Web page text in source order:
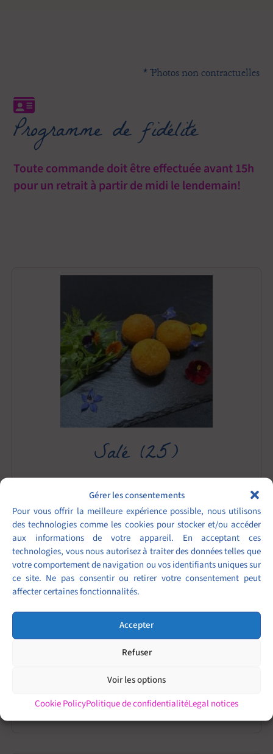
Gérer les consentements
Pour vous offrir la meilleure expérience possible, nous utilisons
des technologies comme les cookies pour stocker et/ou accéder
aux informations de votre appareil. En acceptant ces
technologies, vous nous autorisez à traiter des données telles que
votre comportement de navigation ou vos identifiants uniques sur
ce site. Ne pas consentir ou retirer votre consentement peut
affecter certaines fonctionnalités.
Accepter
Refuser
Voir les options
Cookie PolicyPolitique de confidentialitéLegal notices
* Photos non contractuelles
Programme de fidélité
Toute commande doit être effectuée avant 15h
pour un retrait à partir de midi le lendemain!
Salé (25)
Sauces(3)